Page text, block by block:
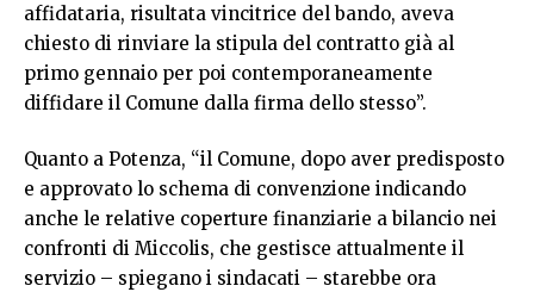
affidataria, risultata vincitrice del bando, aveva
chiesto di rinviare la stipula del contratto già al
primo gennaio per poi contemporaneamente
diffidare il Comune dalla firma dello stesso”.
Quanto a Potenza, “il Comune, dopo aver predisposto
e approvato lo schema di convenzione indicando
anche le relative coperture finanziarie a bilancio nei
confronti di Miccolis, che gestisce attualmente il
servizio – spiegano i sindacati – starebbe ora